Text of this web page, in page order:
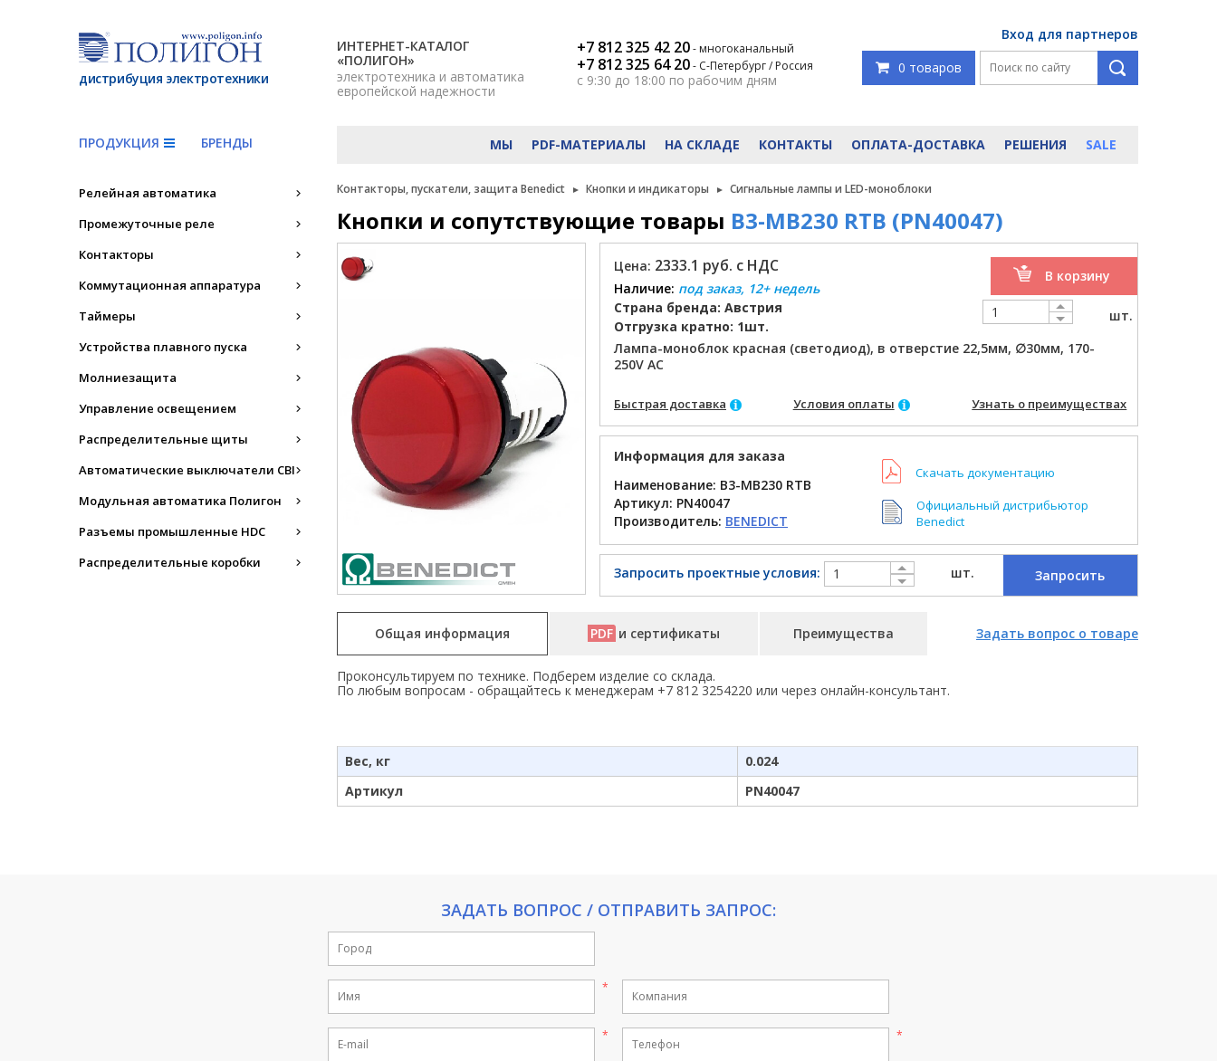
дистрибуция электротехники
ИНТЕРНЕТ-КАТАЛОГ
«ПОЛИГОН»
электротехника и автоматика
европейской надежности
+7 812 325 42 20- многоканальный
+7 812 325 64 20- С-Петербург / Россия
с 9:30 до 18:00 по рабочим дням
Вход для партнеров
0 товаров
ПРОДУКЦИЯ БРЕНДЫ МЫ PDF-МАТЕРИАЛЫ НА СКЛАДЕ КОНТАКТЫ ОПЛАТА-ДОСТАВКА РЕШЕНИЯ SALE
Релейная автоматика
Промежуточные реле
Контакторы
Коммутационная аппаратура
Таймеры
Устройства плавного пуска
Молниезащита
Управление освещением
Распределительные щиты
Автоматические выключатели CBI
Модульная автоматика Полигон
Разъемы промышленные HDC
Распределительные коробки
Контакторы, пускатели, защита Benedict Кнопки и индикаторы Сигнальные лампы и LED-моноблоки
Кнопки и сопутствующие товары B3-MB230 RTB (PN40047)
Цена: 2333.1 руб. с НДС
Наличие: под заказ, 12+ недель
Страна бренда: Австрия
Отгрузка кратно: 1шт.
В корзину
шт.
Лампа-моноблок красная (светодиод), в отверстие 22,5мм, ∅30мм, 170-
250V AC
Быстрая доставка Условия оплаты Узнать о преимуществах
Информация для заказа
Наименование: B3-MB230 RTB
Артикул: PN40047
Производитель: BENEDICT
Скачать документацию
Официальный дистрибьютор
Benedict
Запросить проектные условия: шт. Запросить
Общая информация PDF и сертификаты Преимущества Задать вопрос о товаре
Проконсультируем по технике. Подберем изделие со склада.
По любым вопросам - обращайтесь к менеджерам +7 812 3254220 или через онлайн-консультант.
Вес, кг
0.024
Артикул
PN40047
ЗАДАТЬ ВОПРОС / ОТПРАВИТЬ ЗАПРОС: